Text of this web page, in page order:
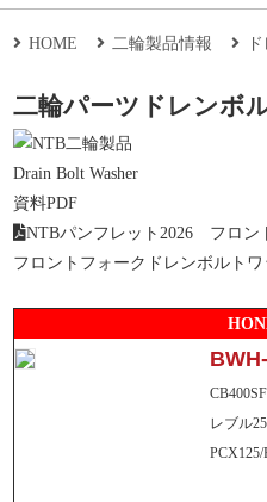
弊社NTBブランドの製品
とめました
NTB製品の最新情報や、
ベント、当社からのお知ら
HOME 二輪製品情報
二輪パーツ ドレンボ
Drain Bolt Washer
資料PDF
NTBパンフレット2026 フロン
フロントフォークドレンボルトワ
レブル